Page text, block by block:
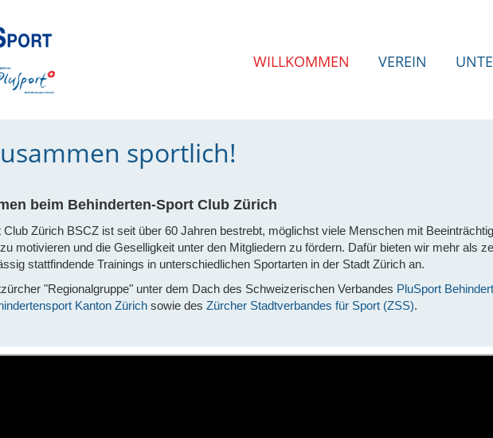
WILLKOMMEN VEREIN
sportlich!
beim Behinderten-Sport Club Zürich
Club Zürich BSCZ ist seit über 60 Jahren bestrebt, möglichst viele Menschen mit
motivieren und die Geselligkeit unter den Mitgliedern zu fördern. Dafür bieten wir mehr als
stattfindende Trainings in unterschiedlichen Sportarten in der Stadt Zürich an.
"Regionalgruppe" unter dem Dach des Schweizerischen Verbandes PluSport
Kanton Zürich sowie des Zürcher Stadtverbandes für Sport (ZSS).